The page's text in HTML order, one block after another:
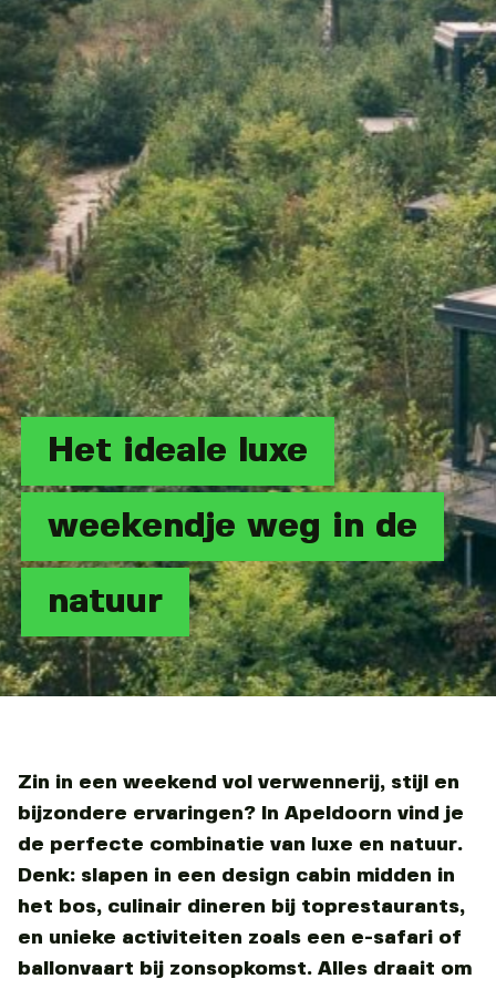
Het ideale luxe
weekendje weg in de
natuur
Zin in een weekend vol verwennerij, stijl en
bijzondere ervaringen? In Apeldoorn vind je
de perfecte combinatie van luxe en natuur.
Denk: slapen in een design cabin midden in
het bos, culinair dineren bij toprestaurants,
en unieke activiteiten zoals een e-safari of
ballonvaart bij zonsopkomst. Alles draait om